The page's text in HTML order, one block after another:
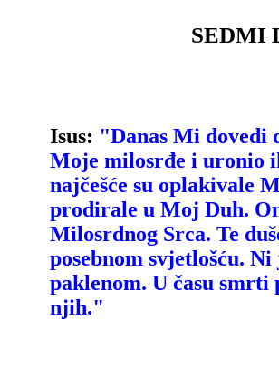
SEDMI
Isus: "Danas Mi dovedi
Moje milosrđe i uronio
najčešće su oplakivale
prodirale u Moj Duh.
Milosrdnog Srca. Te
posebnom svjetlošću.
paklenom. U času smrti
njih."